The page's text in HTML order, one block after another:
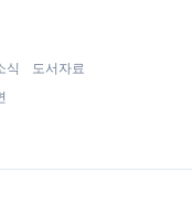
식
도서자료